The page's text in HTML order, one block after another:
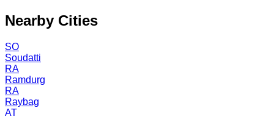
Nearby Cities
SO
Soudatti
RA
Ramdurg
RA
Raybag
AT